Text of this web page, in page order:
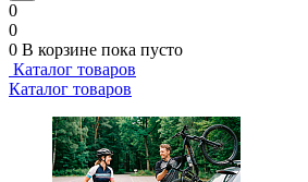
0
0
0 В корзине пока пусто
Каталог товаров
Каталог товаров